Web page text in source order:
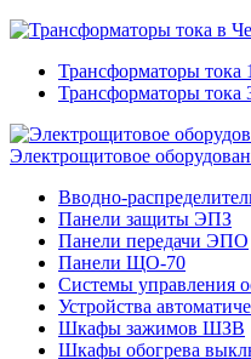
Трансформаторы тока
Трансформаторы тока
Электрощитовое
Вводно-
Панели защиты ЭПЗ
Панели передачи ЭПО
Панели ЩО-70
Системы управления
Устройства
Шкафы зажимов ШЗВ
Шкафы обогрева